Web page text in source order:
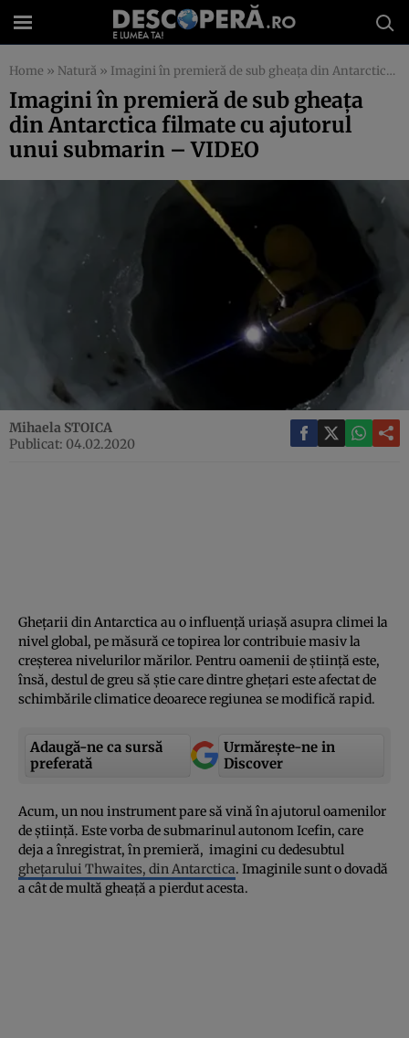
Home » Natură » Imagini în premieră de sub gheaţa din Antarctica filmate cu ajutorul unui submarin – VIDEO
Imagini în premieră de sub gheaţa
din Antarctica filmate cu ajutorul
unui submarin – VIDEO
Mihaela STOICA
Publicat: 04.02.2020
Gheţarii din Antarctica au o influenţă uriaşă asupra climei la
nivel global, pe măsură ce topirea lor contribuie masiv la
creşterea nivelurilor mărilor. Pentru oamenii de ştiinţă este,
însă, destul de greu să ştie care dintre gheţari este afectat de
schimbările climatice deoarece regiunea se modifică rapid.
Adaugă-ne ca sursă
preferată
Urmărește-ne in
Discover
Acum, un nou instrument pare să vină în ajutorul oamenilor
de ştiinţă. Este vorba de submarinul autonom Icefin, care
deja a înregistrat, în premieră, imagini cu dedesubtul
gheţarului Thwaites, din Antarctica. Imaginile sunt o dovadă
a cât de multă gheaţă a pierdut acesta.